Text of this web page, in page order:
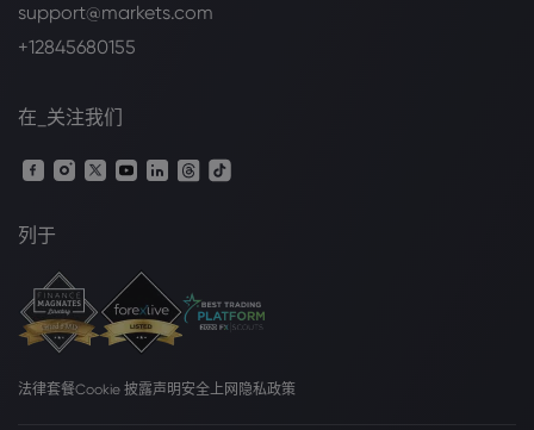
support@markets.com
+12845680155
在_关注我们
列于
法律套餐Cookie 披露声明 安全上网 隐私政策